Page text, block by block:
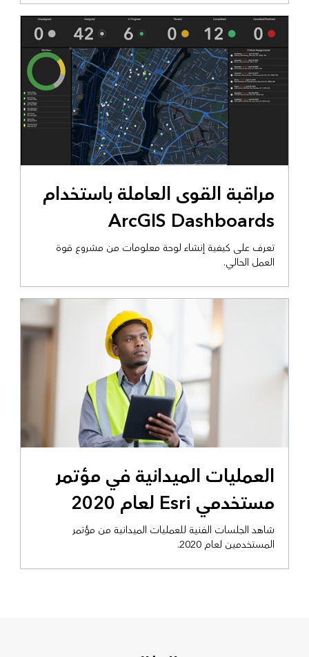
مراقبة القوى العاملة باستخدام
ArcGIS Dashboards
تعرف على كيفية إنشاء لوحة معلومات من مشروع قوة
العمل الحالي.
العمليات الميدانية في مؤتمر
مستخدمي Esri لعام 2020
شاهد الجلسات الفنية للعمليات الميدانية من مؤتمر
المستخدمين لعام 2020.